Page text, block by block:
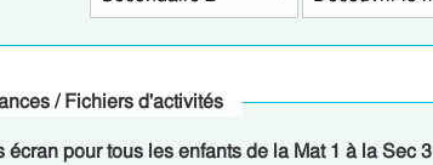
/ Fichiers d'activités
écran pour tous les enfants de la Mat 1 à la Sec 3